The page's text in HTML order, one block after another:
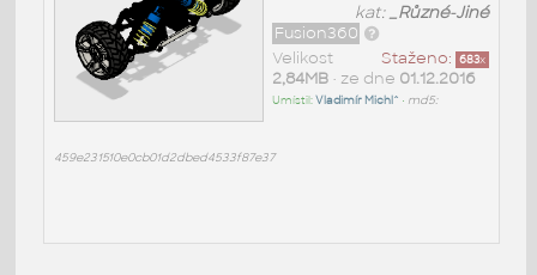
kat:_Různé-Jiné
Fusion360
Staženo: 683x
Velikost
2,84MB• ze dne 01.12.2016
Umístil:Vladimír Michl^ • md5:
459e231510e0cb01d2dbed4533f87e37